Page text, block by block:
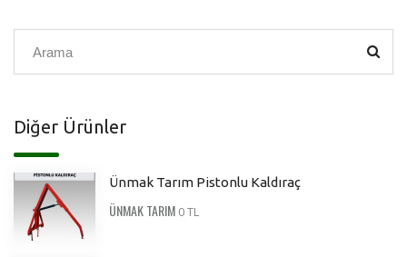
Diğer Ürünler
Ünmak Tarım Pistonlu Kaldıraç
ÜNMAK TARIM 0 TL